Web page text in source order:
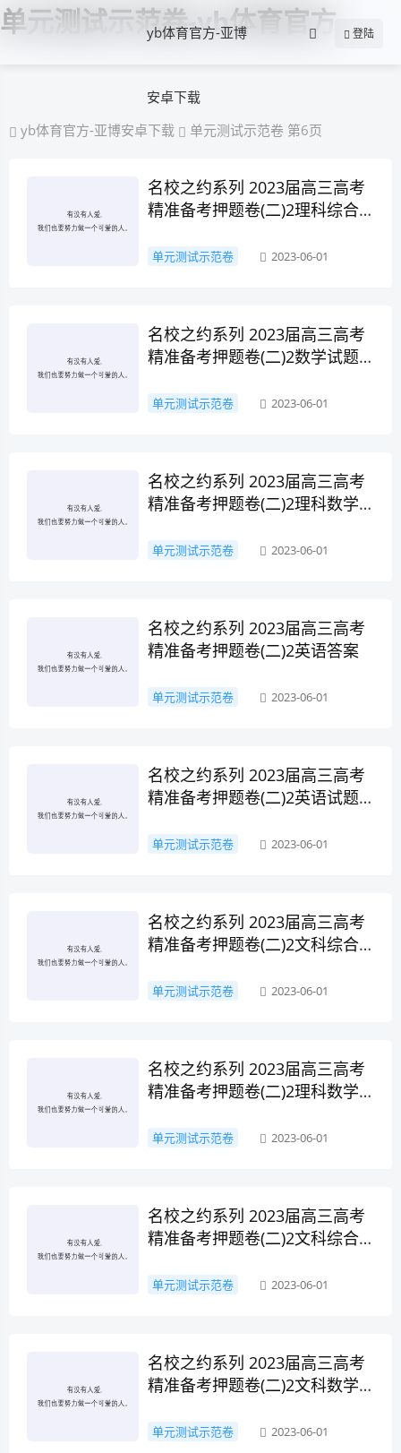
单元测试示范卷-yb体育官方
yb体育官方-亚博
安卓下载
登陆
yb体育官方-亚博安卓下载 单元测试示范卷 第6页
名校之约系列 2023届高三高考
精准备考押题卷(二)2理科综合
单元测试示范卷 2023-06-01
名校之约系列 2023届高三高考
精准备考押题卷(二)2数学试题
单元测试示范卷 2023-06-01
名校之约系列 2023届高三高考
精准备考押题卷(二)2理科数学
单元测试示范卷 2023-06-01
名校之约系列 2023届高三高考
精准备考押题卷(二)2英语答案
单元测试示范卷 2023-06-01
名校之约系列 2023届高三高考
精准备考押题卷(二)2英语试题
单元测试示范卷 2023-06-01
名校之约系列 2023届高三高考
精准备考押题卷(二)2文科综合
单元测试示范卷 2023-06-01
名校之约系列 2023届高三高考
精准备考押题卷(二)2理科数学
单元测试示范卷 2023-06-01
名校之约系列 2023届高三高考
精准备考押题卷(二)2文科综合
单元测试示范卷 2023-06-01
名校之约系列 2023届高三高考
精准备考押题卷(二)2文科数学
单元测试示范卷 2023-06-01